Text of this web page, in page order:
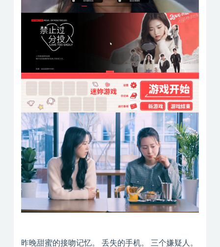
昨晚甜蜜的接吻记忆。 丢失的手机。 三个嫌疑人。